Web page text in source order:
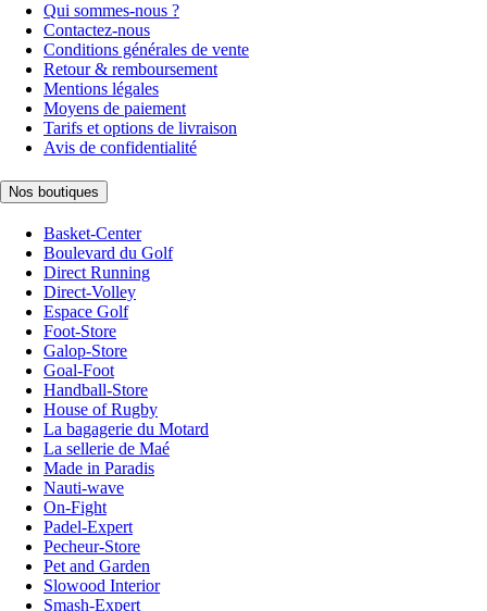
Qui sommes-nous ?
Contactez-nous
Conditions générales de vente
Retour & remboursement
Mentions légales
Moyens de paiement
Tarifs et options de livraison
Avis de confidentialité
Nos boutiques
Basket-Center
Boulevard du Golf
Direct Running
Direct-Volley
Espace Golf
Foot-Store
Galop-Store
Goal-Foot
Handball-Store
House of Rugby
La bagagerie du Motard
La sellerie de Maé
Made in Paradis
Nauti-wave
On-Fight
Padel-Expert
Pecheur-Store
Pet and Garden
Slowood Interior
Smash-Expert